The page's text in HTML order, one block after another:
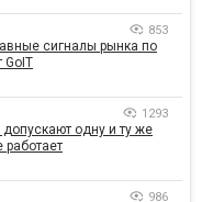
853
сигналы рынка по
GoIT
1293
одну и ту же
работает
986